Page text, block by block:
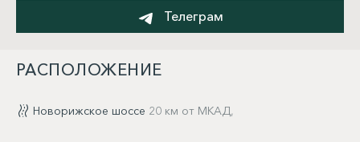
Телеграм
РАСПОЛОЖЕНИЕ
Новорижское шоссе 20 км от МКАД,